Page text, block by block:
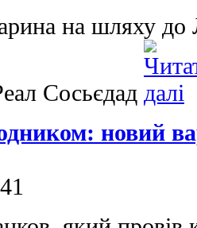
на шляху до
Сосьєдад
новий